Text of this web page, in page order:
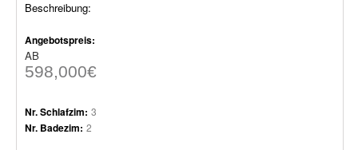
Beschreibung:
Angebotspreis:
AB
598,000€
Nr. Schlafzim: 3
Nr. Badezim: 2